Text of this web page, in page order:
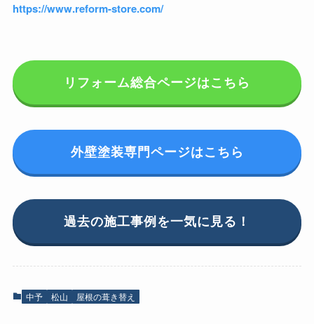
https://www.reform-store.com/
リフォーム総合ページはこちら
外壁塗装専門ページはこちら
過去の施工事例を一気に見る！
中予 松山 屋根の葺き替え